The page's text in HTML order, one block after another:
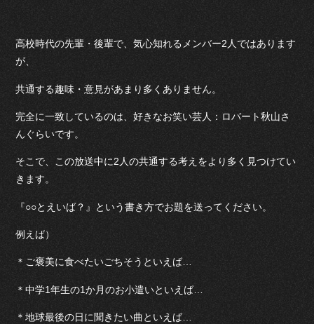
高校時代の先輩・後輩で、気心知れるメンバー2人ではあります
が、
共通する趣味・意見があまり多くありません。
完全に一致しているのは、好きなお笑い芸人：ロバート秋山さ
んぐらいです。
そこで、この放送中に2人の共通する考えをより多く見つけてい
きます。
『○○とえいば？』という書き方でお題を送ってください。
例えば）
＊ご褒美に食べたいごちそうといえば…
＊中学1年生の1か月のお小遣いといえば…
＊地球最後の日に聞きたい曲といえば…